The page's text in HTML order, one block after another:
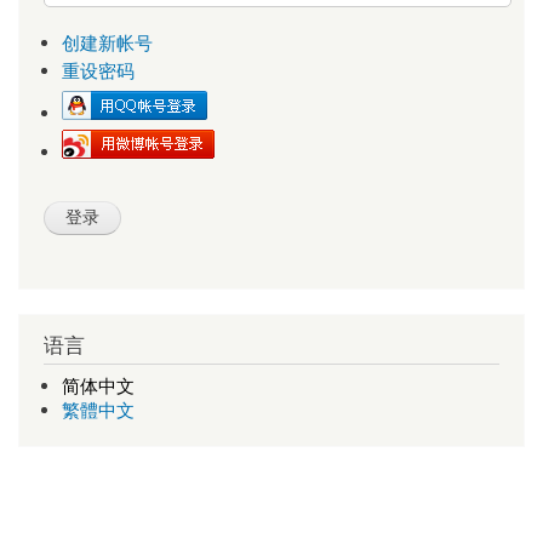
创建新帐号
重设密码
语言
简体中文
繁體中文